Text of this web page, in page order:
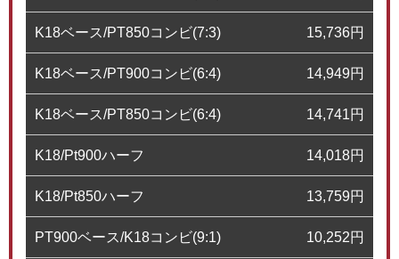
K18ベース/PT850コンビ(7:3) 15,736円
K18ベース/PT900コンビ(6:4) 14,949円
K18ベース/PT850コンビ(6:4) 14,741円
K18/Pt900ハーフ 14,018円
K18/Pt850ハーフ 13,759円
PT900ベース/K18コンビ(9:1) 10,252円